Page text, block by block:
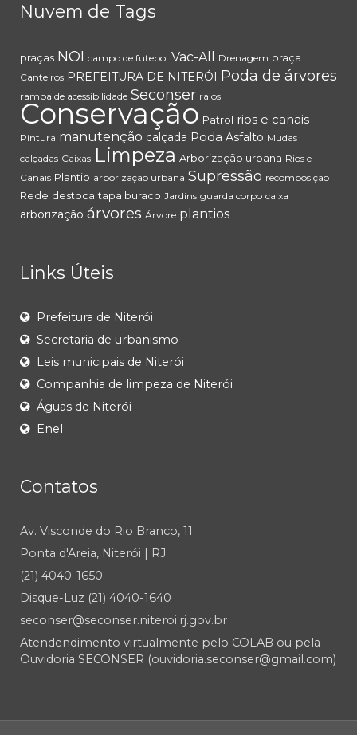
Nuvem de Tags
praças NOI campo de futebol Vac-All Drenagem praça
Canteiros PREFEITURA DE NITERÓI Poda de árvores
rampa de acessibilidade Seconser ralos
Conservação Patrol rios e canais
Pintura manutenção calçada Poda Asfalto Mudas
calçadas Caixas Limpeza Arborização urbana Rios e
Canais Plantio arborização urbana Supressão recomposição
Rede destoca tapa buraco Jardins guarda corpo caixa
arborização árvores Árvore plantios
Links Úteis
Prefeitura de Niterói
Secretaria de urbanismo
Leis municipais de Niterói
Companhia de limpeza de Niterói
Águas de Niterói
Enel
Contatos
Av. Visconde do Rio Branco, 11
Ponta d'Areia, Niterói | RJ
(21) 4040-1650
Disque-Luz (21) 4040-1640
seconser@seconser.niteroi.rj.gov.br
Atendendimento virtualmente pelo COLAB ou pela
Ouvidoria SECONSER (ouvidoria.seconser@gmail.com)